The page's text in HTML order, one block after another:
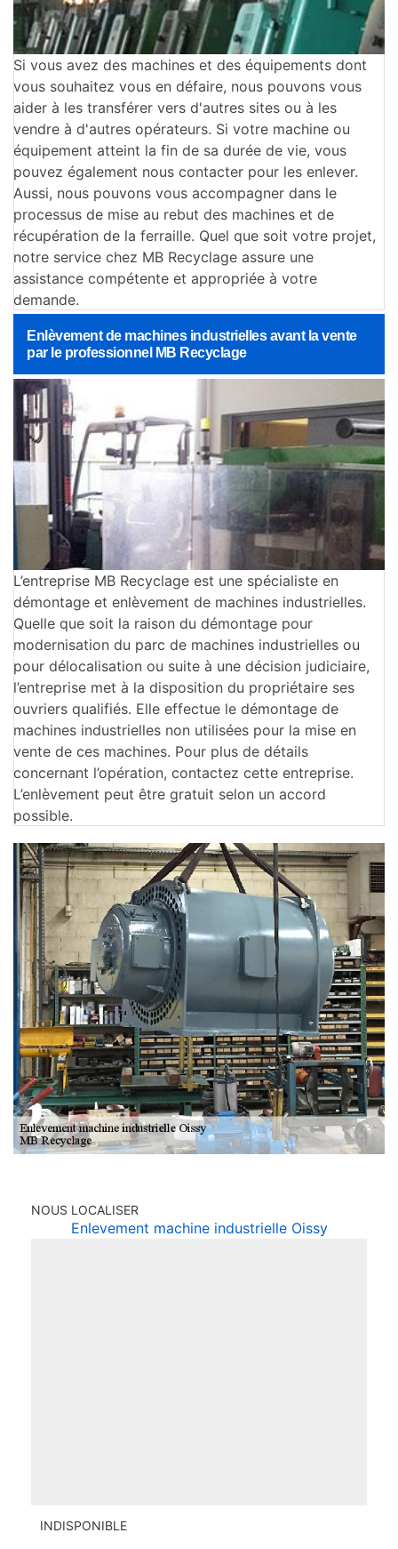
Si vous avez des machines et des équipements dont
vous souhaitez vous en défaire, nous pouvons vous
aider à les transférer vers d'autres sites ou à les
vendre à d'autres opérateurs. Si votre machine ou
équipement atteint la fin de sa durée de vie, vous
pouvez également nous contacter pour les enlever.
Aussi, nous pouvons vous accompagner dans le
processus de mise au rebut des machines et de
récupération de la ferraille. Quel que soit votre projet,
notre service chez MB Recyclage assure une
assistance compétente et appropriée à votre
demande.
Enlèvement de machines industrielles avant la vente
par le professionnel MB Recyclage
L’entreprise MB Recyclage est une spécialiste en
démontage et enlèvement de machines industrielles.
Quelle que soit la raison du démontage pour
modernisation du parc de machines industrielles ou
pour délocalisation ou suite à une décision judiciaire,
l’entreprise met à la disposition du propriétaire ses
ouvriers qualifiés. Elle effectue le démontage de
machines industrielles non utilisées pour la mise en
vente de ces machines. Pour plus de détails
concernant l’opération, contactez cette entreprise.
L’enlèvement peut être gratuit selon un accord
possible.
NOUS LOCALISER
Enlevement machine industrielle Oissy
INDISPONIBLE